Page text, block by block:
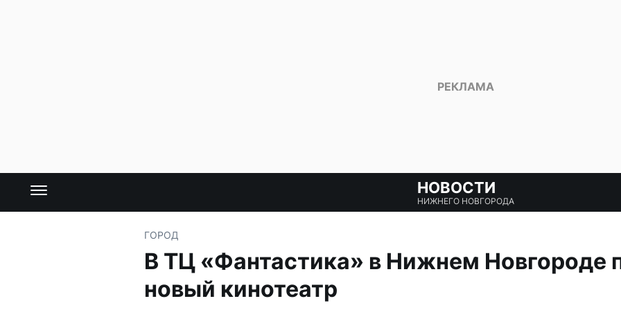
НОВОСТИ
НИЖНЕГО НОВГОРОДА
ГОРОД
В ТЦ «Фантастика» в Нижнем Новгороде
новый кинотеатр